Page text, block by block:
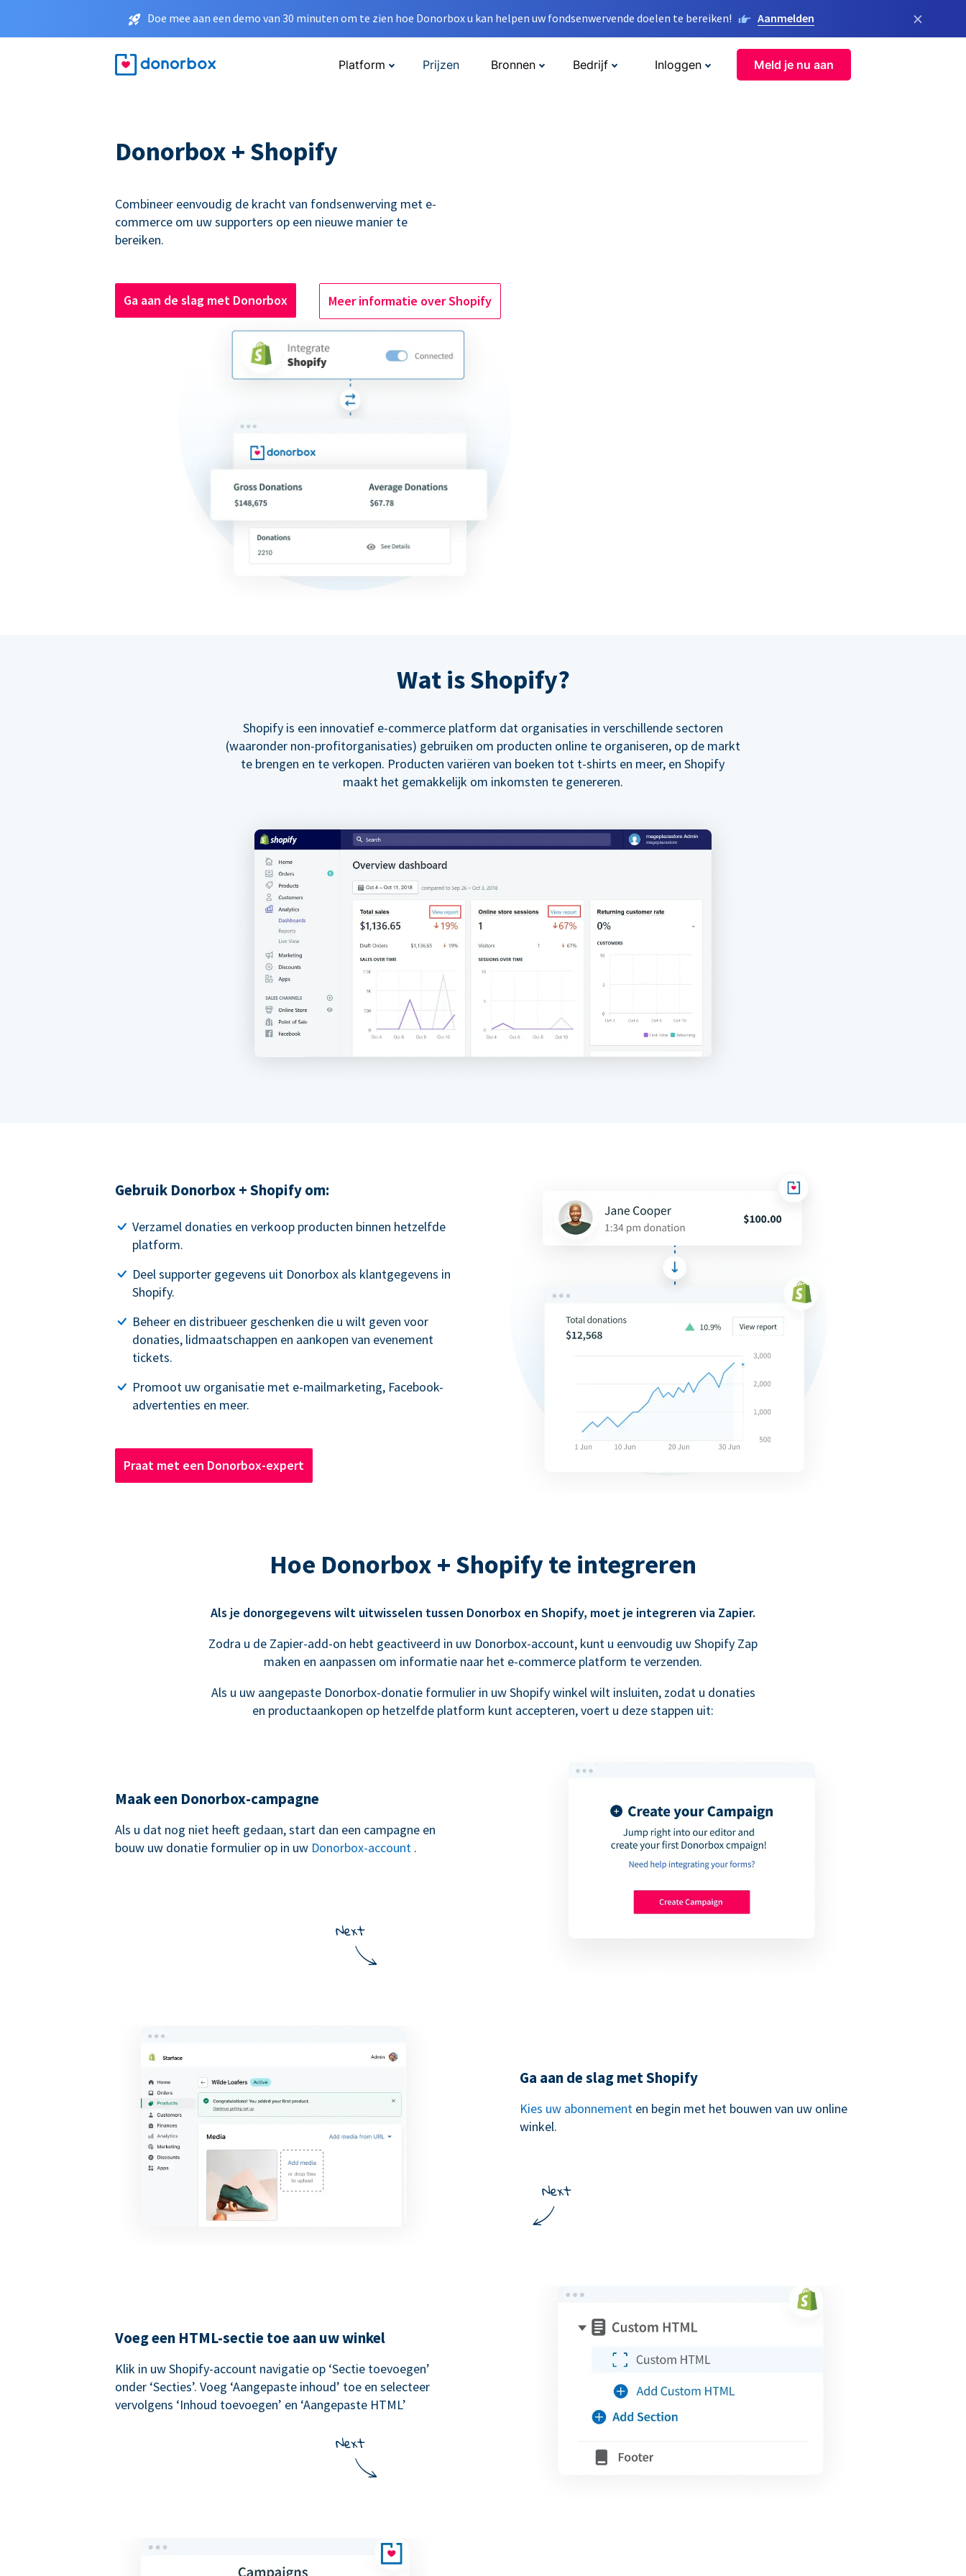
Doe mee aan een demo van 30 minuten om te zien hoe Donorbox u kan helpen uw fondsenwervende doelen te bereiken! Aanmelden ×
Platform Prijzen Bronnen Bedrijf Inloggen Meld je nu aan
Donorbox + Shopify
Combineer eenvoudig de kracht van fondsenwerving met e-
commerce om uw supporters op een nieuwe manier te
bereiken.
Ga aan de slag met Donorbox Meer informatie over Shopify
Wat is Shopify?
Shopify is een innovatief e-commerce platform dat organisaties in verschillende sectoren
(waaronder non-profitorganisaties) gebruiken om producten online te organiseren, op de markt
te brengen en te verkopen. Producten variëren van boeken tot t-shirts en meer, en Shopify
maakt het gemakkelijk om inkomsten te genereren.
Gebruik Donorbox + Shopify om:
Verzamel donaties en verkoop producten binnen hetzelfde
platform.
Deel supporter gegevens uit Donorbox als klantgegevens in
Shopify.
Beheer en distribueer geschenken die u wilt geven voor
donaties, lidmaatschappen en aankopen van evenement
tickets.
Promoot uw organisatie met e-mailmarketing, Facebook-
advertenties en meer.
Praat met een Donorbox-expert
Hoe Donorbox + Shopify te integreren
Als je donorgegevens wilt uitwisselen tussen Donorbox en Shopify, moet je integreren via Zapier.
Zodra u de Zapier-add-on hebt geactiveerd in uw Donorbox-account, kunt u eenvoudig uw Shopify Zap
maken en aanpassen om informatie naar het e-commerce platform te verzenden.
Als u uw aangepaste Donorbox-donatie formulier in uw Shopify winkel wilt insluiten, zodat u donaties
en productaankopen op hetzelfde platform kunt accepteren, voert u deze stappen uit:
Maak een Donorbox-campagne
Als u dat nog niet heeft gedaan, start dan een campagne en
bouw uw donatie formulier op in uw Donorbox-account .
Ga aan de slag met Shopify
Kies uw abonnement en begin met het bouwen van uw online
winkel.
Voeg een HTML-sectie toe aan uw winkel
Klik in uw Shopify-account navigatie op ‘Sectie toevoegen’
onder ‘Secties’. Voeg ‘Aangepaste inhoud’ toe en selecteer
vervolgens ‘Inhoud toevoegen’ en ‘Aangepaste HTML’